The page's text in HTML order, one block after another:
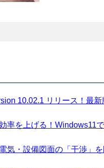
10.02.1 リリース！最
率を上げる！Windows11
気・設備図面の「干渉」